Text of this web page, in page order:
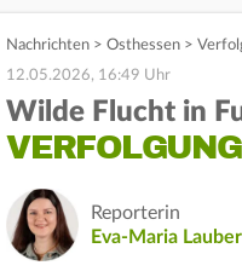
Nachrichten > Osthessen >
12.05.2026, 16:49 Uhr
Wilde Flucht in
Reporterin
Eva-Maria Lauber